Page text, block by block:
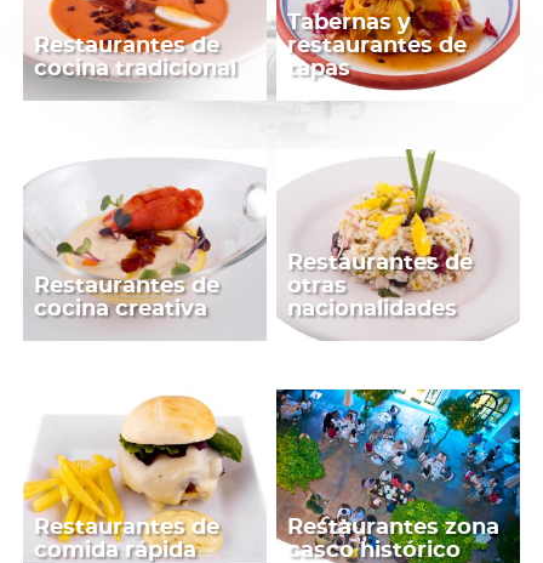
Restaurantes de
cocina tradicional
Tabernas y
restaurantes de
tapas
Restaurantes de
cocina creativa
Restaurantes de
otras
nacionalidades
Restaurantes de
comida rápida
Restaurantes zona
casco histórico